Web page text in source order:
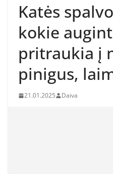
Katės
kokie
pritraukia į
pinigus,
21.01.2025 Daiva